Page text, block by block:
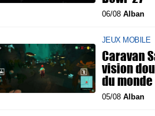
06/08 Alban
JEUX MOBILE
Caravan
vision
du
05/08 Alban